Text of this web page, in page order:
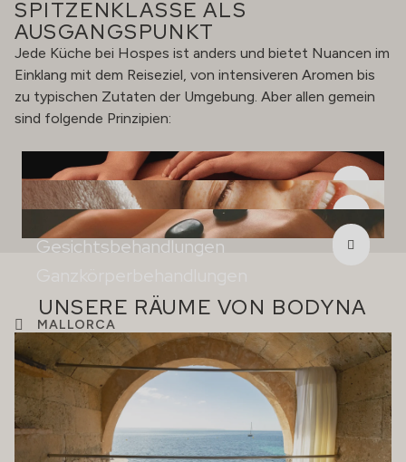
SPITZENKLASSE ALS
AUSGANGSPUNKT
Jede Küche bei Hospes ist anders und bietet Nuancen im
Einklang mit dem Reiseziel, von intensiveren Aromen bis
zu typischen Zutaten der Umgebung. Aber allen gemein
sind folgende Prinzipien:
Massagen
Gesichtsbehandlungen
UNSERE RÄUME VON BODYNA
MALLORCA